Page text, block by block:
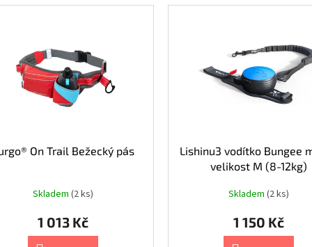
On Trail Bežecký pás
Skladem (2 ks)
1 013 Kč
Lishinu3 vodítko Bungee
velikost M (8-12kg)
Skladem (2 ks)
1 150 Kč